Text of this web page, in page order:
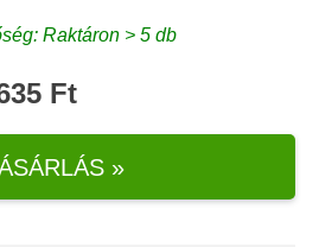
Raktáron > 5 db
Ft
»